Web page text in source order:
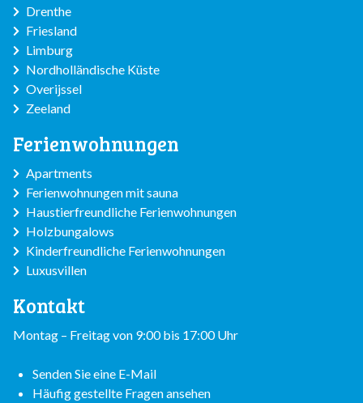
Drenthe
Friesland
Limburg
Nordholländische Küste
Overijssel
Zeeland
Ferienwohnungen
Apartments
Ferienwohnungen mit sauna
Haustierfreundliche Ferienwohnungen
Holzbungalows
Kinderfreundliche Ferienwohnungen
Luxusvillen
Kontakt
Montag – Freitag von 9:00 bis 17:00 Uhr
Senden Sie eine E-Mail
Häufig gestellte Fragen ansehen